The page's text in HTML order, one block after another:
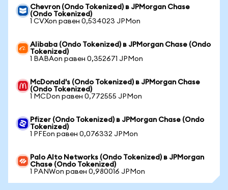
Chevron (Ondo Tokenized) в JPMorgan Chase
(Ondo Tokenized)
1 CVXon равен 0,534023 JPMon
Alibaba (Ondo Tokenized) в JPMorgan Chase (Ondo
Tokenized)
1 BABAon равен 0,352671 JPMon
McDonald's (Ondo Tokenized) в JPMorgan Chase
(Ondo Tokenized)
1 MCDon равен 0,772555 JPMon
Pfizer (Ondo Tokenized) в JPMorgan Chase (Ondo
Tokenized)
1 PFEon равен 0,076332 JPMon
Palo Alto Networks (Ondo Tokenized) в JPMorgan
Chase (Ondo Tokenized)
1 PANWon равен 0,980016 JPMon